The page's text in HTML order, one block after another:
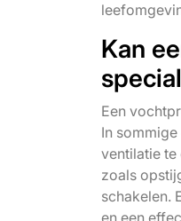
Kan
Een
In
ventilatie
zoals
schakelen.